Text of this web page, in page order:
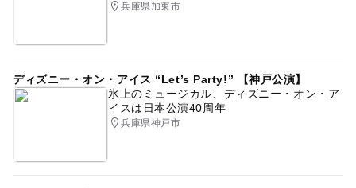
兵庫県加東市
ディズニー・オン・アイス “Let’s Party!” 【神戸公演】
氷上のミュージカル、ディズニー・オン・ア
イスは日本公演40周年
兵庫県神戸市